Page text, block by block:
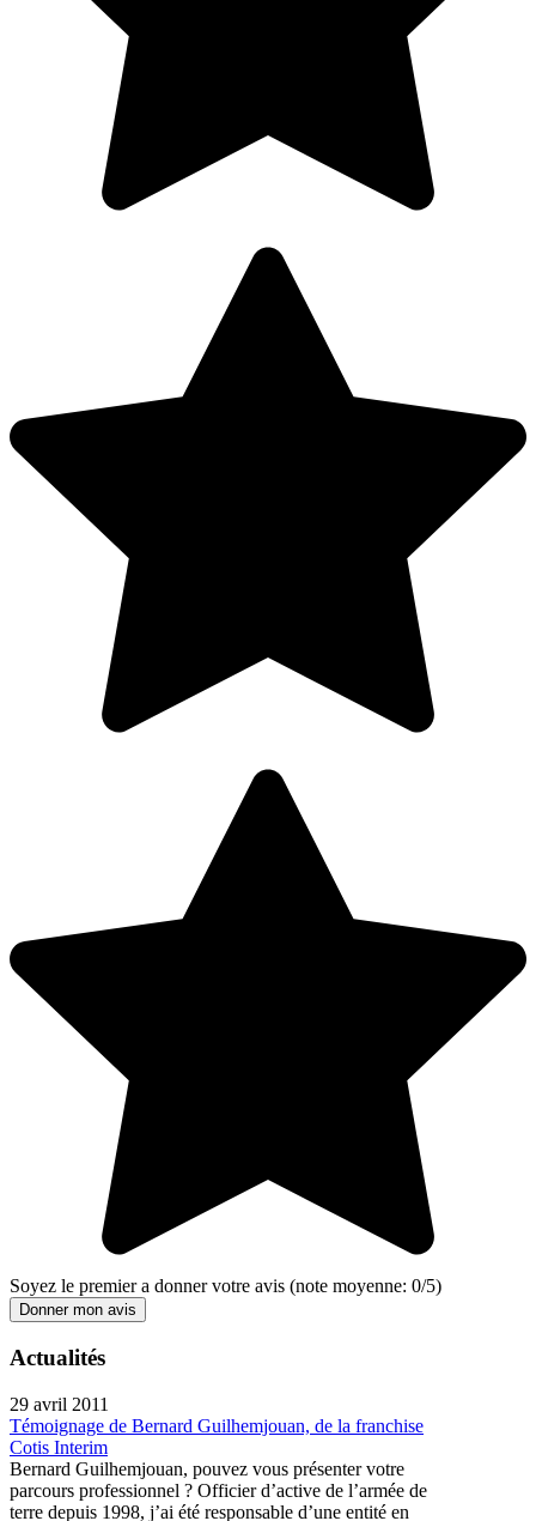
Soyez le premier a donner votre avis (note moyenne: 0/5)
Donner mon avis
Actualités
29 avril 2011
Témoignage de Bernard Guilhemjouan, de la franchise
Cotis Interim
Bernard Guilhemjouan, pouvez vous présenter votre
parcours professionnel ? Officier d’active de l’armée de
terre depuis 1998, j’ai été responsable d’une entité en